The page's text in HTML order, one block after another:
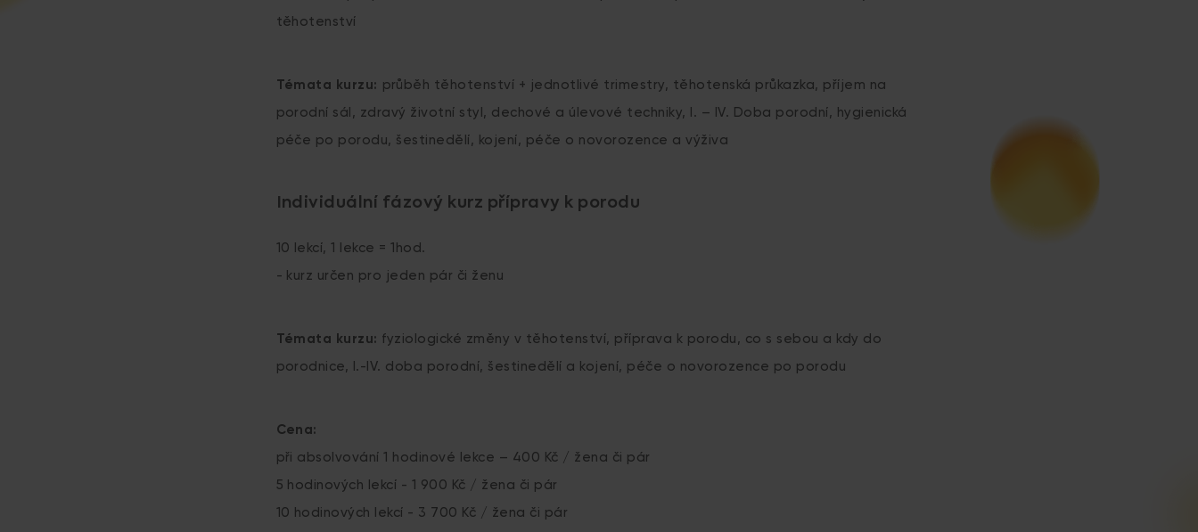
těhotenství
Témata kurzu: průběh těhotenství + jednotlivé trimestry, těhotenská průkazka, příjem na
porodní sál, zdravý životní styl, dechové a úlevové techniky, I. – IV. Doba porodní, hygienická
péče po porodu, šestinedělí, kojení, péče o novorozence a výživa
Individuální fázový kurz přípravy k porodu
10 lekcí, 1 lekce = 1hod.
- kurz určen pro jeden pár či ženu
Témata kurzu: fyziologické změny v těhotenství, příprava k porodu, co s sebou a kdy do
porodnice, I.-IV. doba porodní, šestinedělí a kojení, péče o novorozence po porodu
Cena:
při absolvování 1 hodinové lekce – 400 Kč / žena či pár
5 hodinových lekcí - 1 900 Kč / žena či pár
10 hodinových lekcí - 3 700 Kč / žena či pár